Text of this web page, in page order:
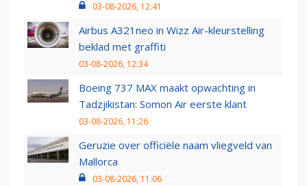
03-08-2026, 12:41
Airbus A321neo in Wizz Air-kleurstelling
beklad met graffiti
03-08-2026, 12:34
Boeing 737 MAX maakt opwachting in
Tadzjikistan: Somon Air eerste klant
03-08-2026, 11:26
Geruzie over officiële naam vliegveld van
Mallorca
03-08-2026, 11:06